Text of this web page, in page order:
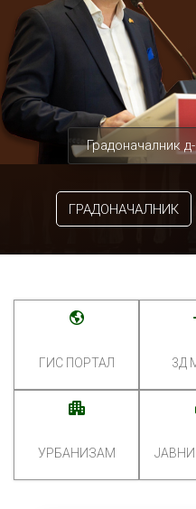
Градоначалник
ГРАДОНАЧАЛНИК
ГИС ПОРТАЛ 3Д
УРБАНИЗАМ